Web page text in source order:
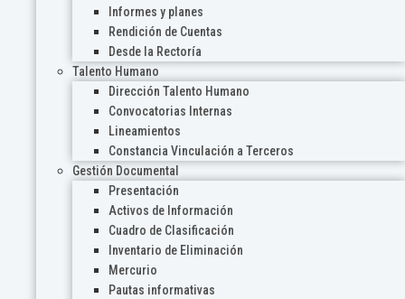
Informes y planes
Rendición de Cuentas
Desde la Rectoría
Talento Humano
Dirección Talento Humano
Convocatorias Internas
Lineamientos
Constancia Vinculación a Terceros
Gestión Documental
Presentación
Activos de Información
Cuadro de Clasificación
Inventario de Eliminación
Mercurio
Pautas informativas